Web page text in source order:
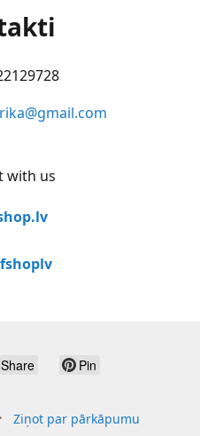
with us
Share Pin
Ziņot par pārkāpumu